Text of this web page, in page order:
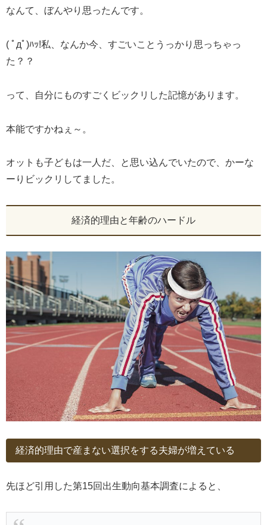
なんて、ぼんやり思ったんです。
( ﾟдﾟ)ﾊｯ!私、なんか今、すごいことうっかり思っちゃっ
た？？
って、自分にものすごくビックリした記憶があります。
本能ですかねぇ～。
オットも子どもは一人だ、と思い込んでいたので、かーな
ーりビックリしてました。
経済的理由と年齢のハードル
経済的理由で産まない選択をする夫婦が増えている
先ほど引用した第15回出生動向基本調査によると、